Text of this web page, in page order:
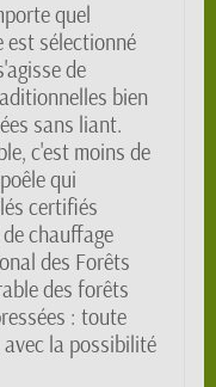
quel
est sélectionné
de
bien
sans liant.
c'est moins de
qui
certifiés
chauffage
des Forêts
des forêts
: toute
la possibilité